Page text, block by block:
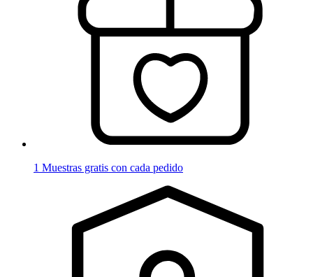
1 Muestras gratis con cada pedido